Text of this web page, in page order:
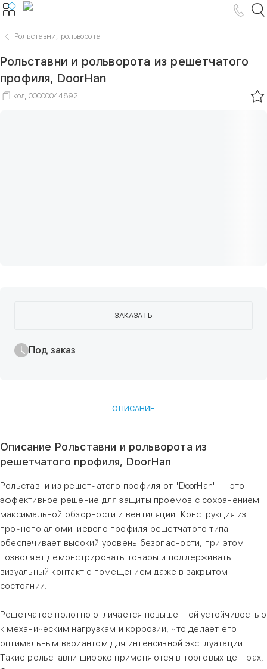
Рольставни, рольворота
Рольставни и рольворота из решетчатого
профиля, DoorHan
код 00000044892
ЗАКАЗАТЬ
Под заказ
ОПИСАНИЕ
Описание Рольставни и рольворота из
решетчатого профиля, DoorHan
Рольставни из решетчатого профиля от "DoorHan" — это
эффективное решение для защиты проёмов с сохранением
максимальной обзорности и вентиляции. Конструкция из
прочного алюминиевого профиля решетчатого типа
обеспечивает высокий уровень безопасности, при этом
позволяет демонстрировать товары и поддерживать
визуальный контакт с помещением даже в закрытом
состоянии.
Решетчатое полотно отличается повышенной устойчивостью
к механическим нагрузкам и коррозии, что делает его
оптимальным вариантом для интенсивной эксплуатации.
Такие рольставни широко применяются в торговых центрах,